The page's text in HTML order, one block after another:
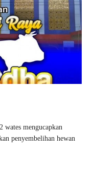
wates mengucapkan
penyembelihan hewan